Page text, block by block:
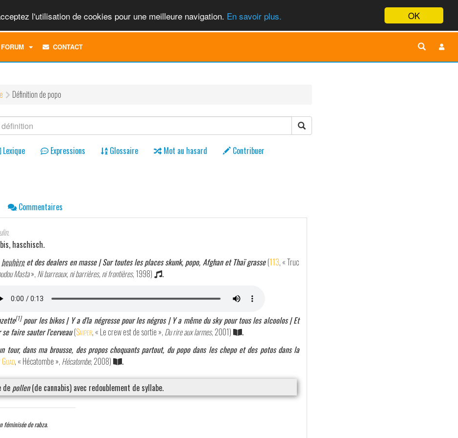
OK
l'utilisation de cookies pour une meilleure navigation. En savoir plus.
TOGGLECONTACT
Définition de popo
Lexique Expressions Glossaire Mot au hasard Contribuer
Commentaires
haschisch.
beuhèreet des dealers en masse | Sur toutes les places skunk, popo, Afghan et Thaï grasse (113, « Truc
Masta», Ni barreaux, ni barrières, ni frontières, 1998) .
[1]pour les bikos | Y a d'la négresse pour les négros | Y a même du sky pour tous les alcoolos | Et
se faire sauter l'cerveau (Sniper, « Le crew est de sortie », Du rire aux larmes, 2001)
.
tour, dans ma brousse, des propos choquants partout, du popo dans les chepo et des potos dans la
, « Hécatombe », Hécatombe, 2008) .
de pollen(de cannabis) avec redoublement de syllabe.
féminisée de rabza.